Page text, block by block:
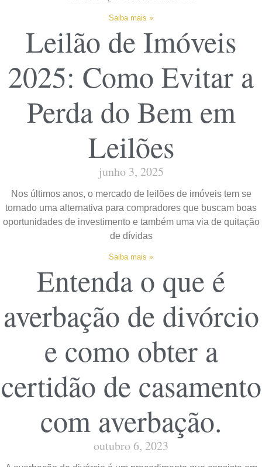
Saiba mais »
Leilão de Imóveis
2025: Como Evitar a
Perda do Bem em
Leilões
junho 3, 2025
Nos últimos anos, o mercado de leilões de imóveis tem se
tornado uma alternativa para compradores que buscam boas
oportunidades de investimento e também uma via de quitação
de dívidas
Saiba mais »
Entenda o que é
averbação de divórcio
e como obter a
certidão de casamento
com averbação.
outubro 6, 2023